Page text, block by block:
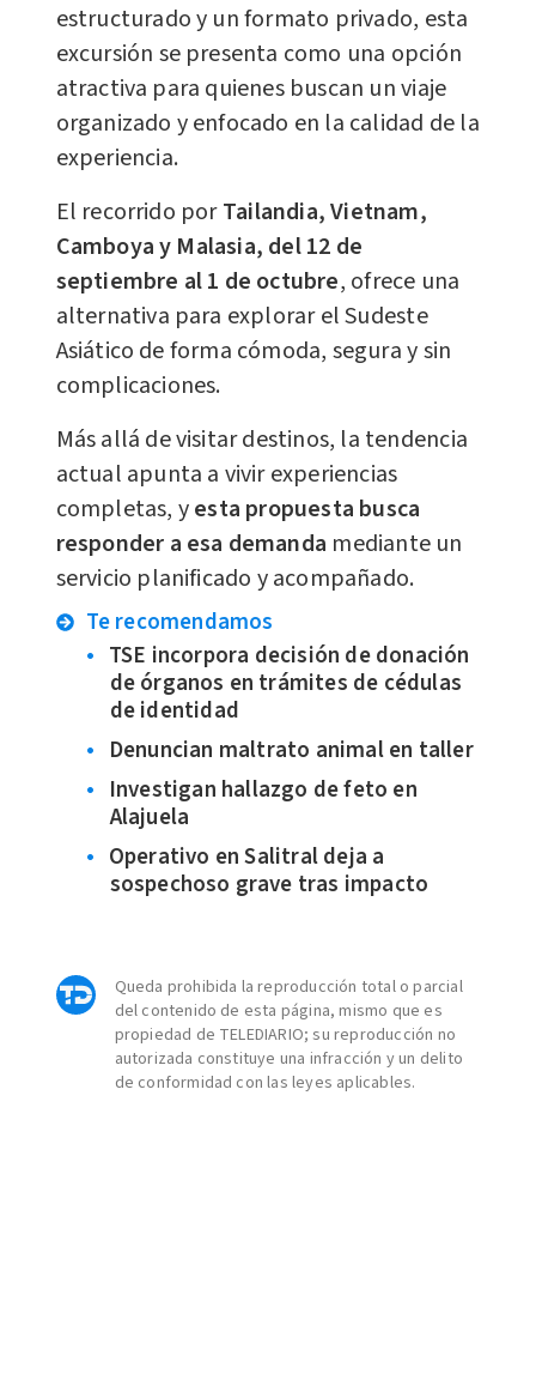
estructurado y un formato privado, esta
excursión se presenta como una opción
atractiva para quienes buscan un viaje
organizado y enfocado en la calidad de la
experiencia.
El recorrido porTailandia, Vietnam,
Camboya y Malasia, del 12 de
septiembre al 1 de octubre, ofrece una
alternativa para explorar el Sudeste
Asiático de forma cómoda, segura y sin
complicaciones.
Más allá de visitar destinos, la tendencia
actual apunta a vivir experiencias
completas, yesta propuesta busca
responder a esa demanda mediante un
servicio planificado y acompañado.
Te recomendamos
TSE incorpora decisión de donación
de órganos en trámites de cédulas
de identidad
Denuncian maltrato animal en taller
Investigan hallazgo de feto en
Alajuela
Operativo en Salitral deja a
sospechoso grave tras impacto
Queda prohibida la reproducción total o parcial
del contenido de esta página, mismo que es
propiedad de TELEDIARIO; su reproducción no
autorizada constituye una infracción y un delito
de conformidad con las leyes aplicables.